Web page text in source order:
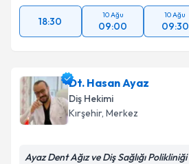
18:30
10 Ağu
09:00
10 Ağu
09:30
Dt. Hasan Ayaz
Diş Hekimi
Kırşehir, Merkez
Ayaz Dent Ağız ve Diş Sağlığı Polikliniği